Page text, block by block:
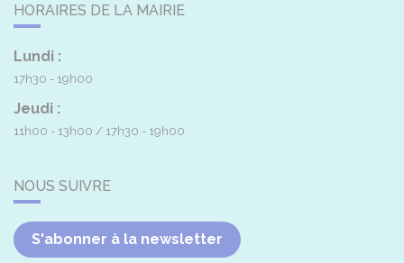
HORAIRES DE LA MAIRIE
Lundi :
17h30 - 19h00
Jeudi :
11h00 - 13h00 17h30 - 19h00
NOUS SUIVRE
S'abonner à la newsletter